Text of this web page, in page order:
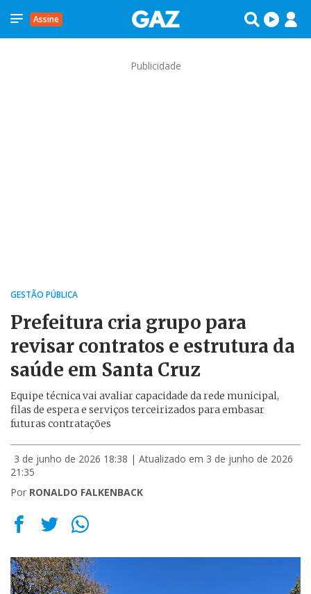
Assine
Publicidade
GESTÃO PÚBLICA
Prefeitura cria grupo para
revisar contratos e estrutura da
saúde em Santa Cruz
Equipe técnica vai avaliar capacidade da rede municipal,
filas de espera e serviços terceirizados para embasar
futuras contratações
3 de junho de 2026 18:38 | Atualizado em 3 de junho de 2026
21:35
Por RONALDO FALKENBACK